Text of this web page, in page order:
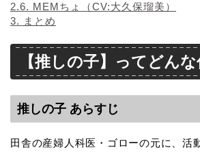
2.6. MEMちょ（CV:大久保瑠美）
3. まとめ
【推しの子】ってどんな
推しの子 あらすじ
田舎の産婦人科医・ゴローの元に、活